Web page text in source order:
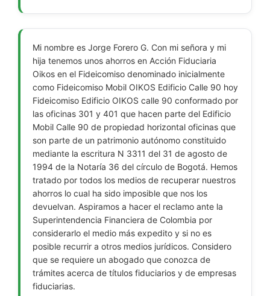
Mi nombre es Jorge Forero G. Con mi señora y mi
hija tenemos unos ahorros en Acción Fiduciaria
Oikos en el Fideicomiso denominado inicialmente
como Fideicomiso Mobil OIKOS Edificio Calle 90 hoy
Fideicomiso Edificio OIKOS calle 90 conformado por
las oficinas 301 y 401 que hacen parte del Edificio
Mobil Calle 90 de propiedad horizontal oficinas que
son parte de un patrimonio autónomo constituido
mediante la escritura N 3311 del 31 de agosto de
1994 de la Notaría 36 del círculo de Bogotá. Hemos
tratado por todos los medios de recuperar nuestros
ahorros lo cual ha sido imposible que nos los
devuelvan. Aspiramos a hacer el reclamo ante la
Superintendencia Financiera de Colombia por
considerarlo el medio más expedito y si no es
posible recurrir a otros medios jurídicos. Considero
que se requiere un abogado que conozca de
trámites acerca de títulos fiduciarios y de empresas
fiduciarias.